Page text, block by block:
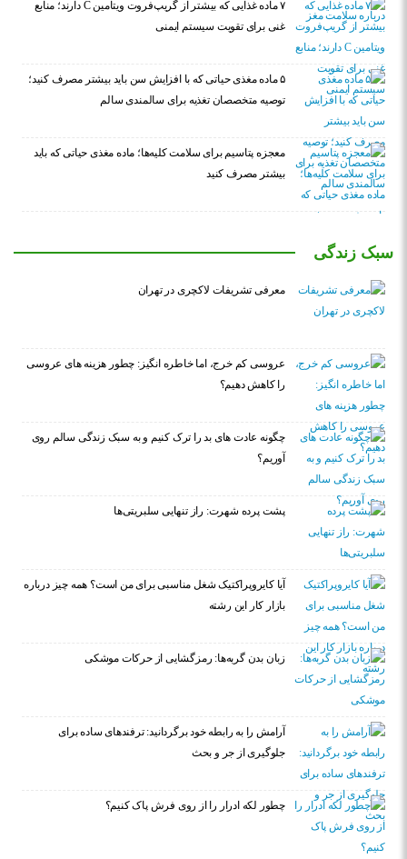
۷ ماده غذایی که بیشتر از گریپ‌فروت ویتامین C دارند؛ منابع
غنی برای تقویت سیستم ایمنی
۵ ماده مغذی حیاتی که با افزایش سن باید بیشتر مصرف کنید؛
توصیه متخصصان تغذیه برای سالمندی سالم
معجزه پتاسیم برای سلامت کلیه‌ها؛ ماده مغذی حیاتی که باید
بیشتر مصرف کنید
سبک زندگی
معرفی تشریفات لاکچری در تهران
عروسی کم خرج، اما خاطره انگیز: چطور هزینه های عروسی
را کاهش دهیم؟
چگونه عادت‌ های بد را ترک کنیم و به سبک زندگی سالم روی
آوریم؟
پشت پرده شهرت: راز تنهایی سلبریتی‌ها
آیا کایروپراکتیک شغل مناسبی برای من است؟ همه چیز درباره
بازار کار این رشته
زبان بدن گربه‌ها: رمزگشایی از حرکات موشکی
آرامش را به رابطه خود برگردانید: ترفندهای ساده برای
جلوگیری از جر و بحث
چطور لکه ادرار را از روی فرش پاک کنیم؟